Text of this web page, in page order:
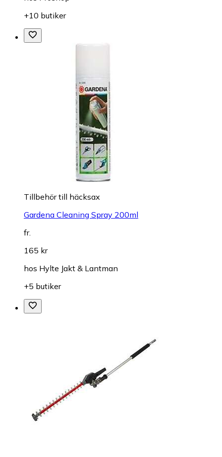
+10 butiker
Tillbehör till häcksax
Gardena Cleaning Spray 200ml
fr.
165 kr
hos Hylte Jakt & Lantman
+5 butiker